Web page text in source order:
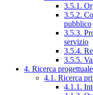
3.5.1.
3.5.2.
pubblico
3.5.3.
servizio
3.5.4.
3.5.5.
4. Ricerca progettuale
4.1. Ricerca
4.1.1.